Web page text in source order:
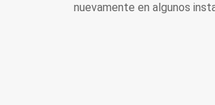
nuevamente en algunos